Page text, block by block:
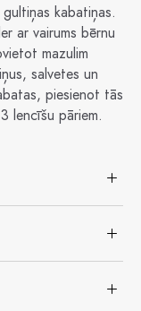
kabatiņas.
ar vairums bērnu
mazulim
salvetes un
piesienot tās
lencīšu pāriem.